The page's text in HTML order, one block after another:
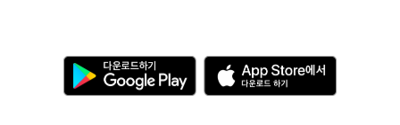
다
운
로
A
p
p